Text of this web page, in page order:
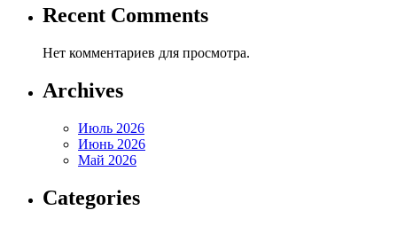
Recent Comments
Нет комментариев для просмотра.
Archives
Июль 2026
Июнь 2026
Май 2026
Categories